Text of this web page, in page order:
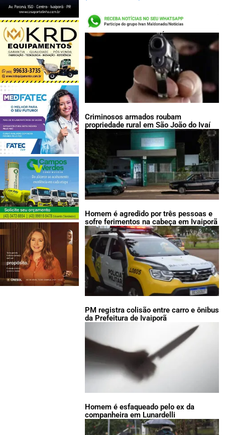
LEIA TAMBÉM:
Criminosos armados roubam
propriedade rural em São João do Ivaí
Homem é agredido por três pessoas e
sofre ferimentos na cabeça em Ivaiporã
PM registra colisão entre carro e ônibus
da Prefeitura de Ivaiporã
Homem é esfaqueado pelo ex da
companheira em Lunardelli